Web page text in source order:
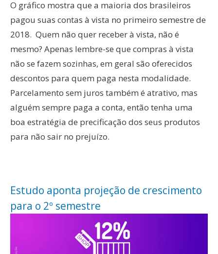
O gráfico mostra que a maioria dos brasileiros
pagou suas contas à vista no primeiro semestre de
2018. Quem não quer receber à vista, não é
mesmo? Apenas lembre-se que compras à vista
não se fazem sozinhas, em geral são oferecidos
descontos para quem paga nesta modalidade.
Parcelamento sem juros também é atrativo, mas
alguém sempre paga a conta, então tenha uma
boa estratégia de precificação dos seus produtos
para não sair no prejuízo.
Estudo aponta projeção de crescimento
para o 2º semestre